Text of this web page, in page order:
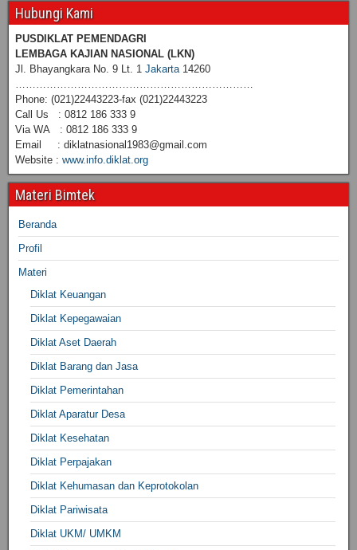
Hubungi Kami
PUSDIKLAT PEMENDAGRI
LEMBAGA KAJIAN NASIONAL (LKN)
Jl. Bhayangkara No. 9 Lt. 1 Jakarta 14260
Phone: (021)22443223-fax (021)22443223
Call Us : 0812 186 333 9
Via WA : 0812 186 333 9
Email : diklatnasional1983@gmail.com
Website : www.info.diklat.org
Materi Bimtek
Beranda
Profil
Materi
Diklat Keuangan
Diklat Kepegawaian
Diklat Aset Daerah
Diklat Barang dan Jasa
Diklat Pemerintahan
Diklat Aparatur Desa
Diklat Kesehatan
Diklat Perpajakan
Diklat Kehumasan dan Keprotokolan
Diklat Pariwisata
Diklat UKM/ UMKM